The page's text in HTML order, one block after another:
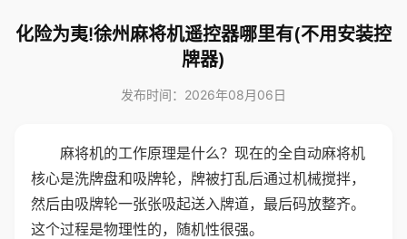
化险为夷!徐州麻将机遥控器哪里有(不用安装控
牌器)
发布时间：2026年08月06日
麻将机的工作原理是什么？现在的全自动麻将机
核心是洗牌盘和吸牌轮，牌被打乱后通过机械搅拌，
然后由吸牌轮一张张吸起送入牌道，最后码放整齐。
这个过程是物理性的，随机性很强。